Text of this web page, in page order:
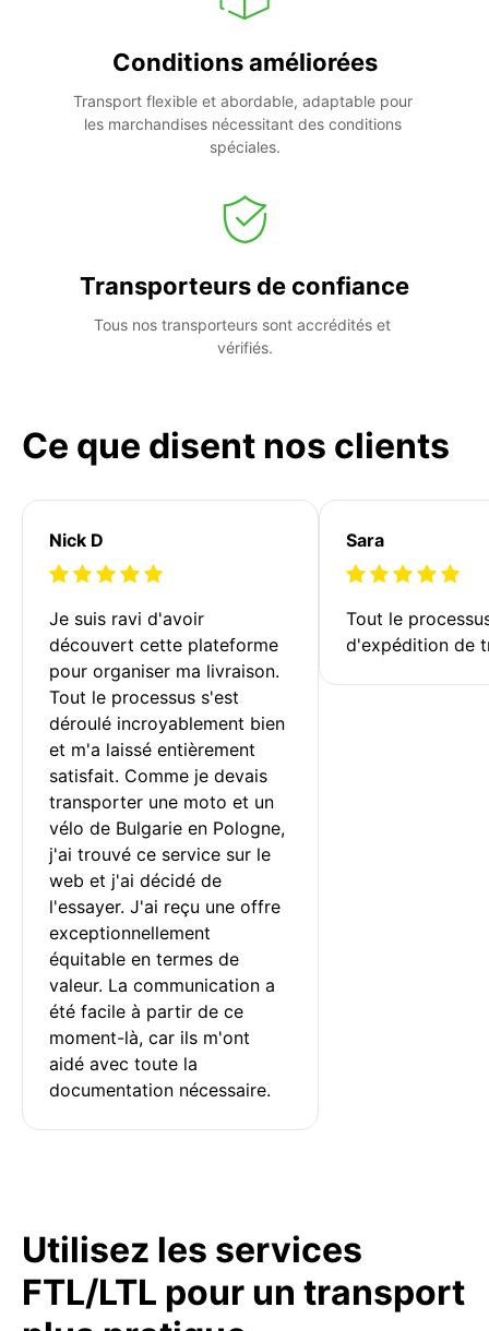
Conditions améliorées
Transport flexible et abordable, adaptable pour
les marchandises nécessitant des conditions
spéciales.
Transporteurs de confiance
Tous nos transporteurs sont accrédités et
vérifiés.
Ce que disent nos clients
Nick D
Je suis ravi d'avoir
découvert cette plateforme
pour organiser ma livraison.
Tout le processus s'est
déroulé incroyablement bien
et m'a laissé entièrement
satisfait. Comme je devais
transporter une moto et un
vélo de Bulgarie en Pologne,
j'ai trouvé ce service sur le
web et j'ai décidé de
l'essayer. J'ai reçu une offre
exceptionnellement
équitable en termes de
valeur. La communication a
été facile à partir de ce
moment-là, car ils m'ont
aidé avec toute la
documentation nécessaire.
Sara
Tout le
d'expédition de
Utilisez les services
FTL/LTL pour un transport